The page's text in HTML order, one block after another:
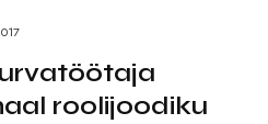
roolijoodiku